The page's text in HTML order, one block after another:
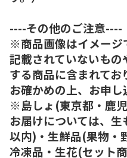
----その他のご注意----
※商品画像はイメージ
記載されていないも
する商品に含まれてお
お確かめの上、お申し
※島しょ(東京都・鹿
お届けについては、
以内)・生鮮品(果物・
冷凍品・生花(セット